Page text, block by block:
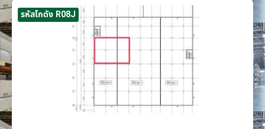
รหัสโกดัง R08J